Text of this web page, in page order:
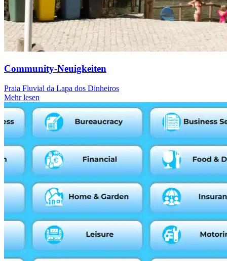
Community-Neuigkeiten
Praia Fluvial da Lapa dos Dinheiros
Mehr lesen